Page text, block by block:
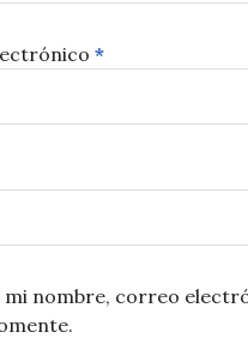
*
mi nombre, correo